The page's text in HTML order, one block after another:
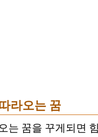
라오는 꿈
는 꿈을 꾸게되면